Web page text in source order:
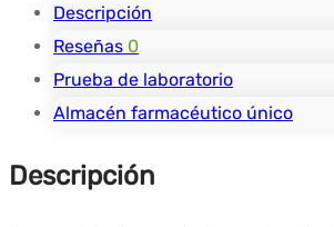
Descripción
Reseñas 0
Prueba de laboratorio
Almacén farmacéutico único
Descripción